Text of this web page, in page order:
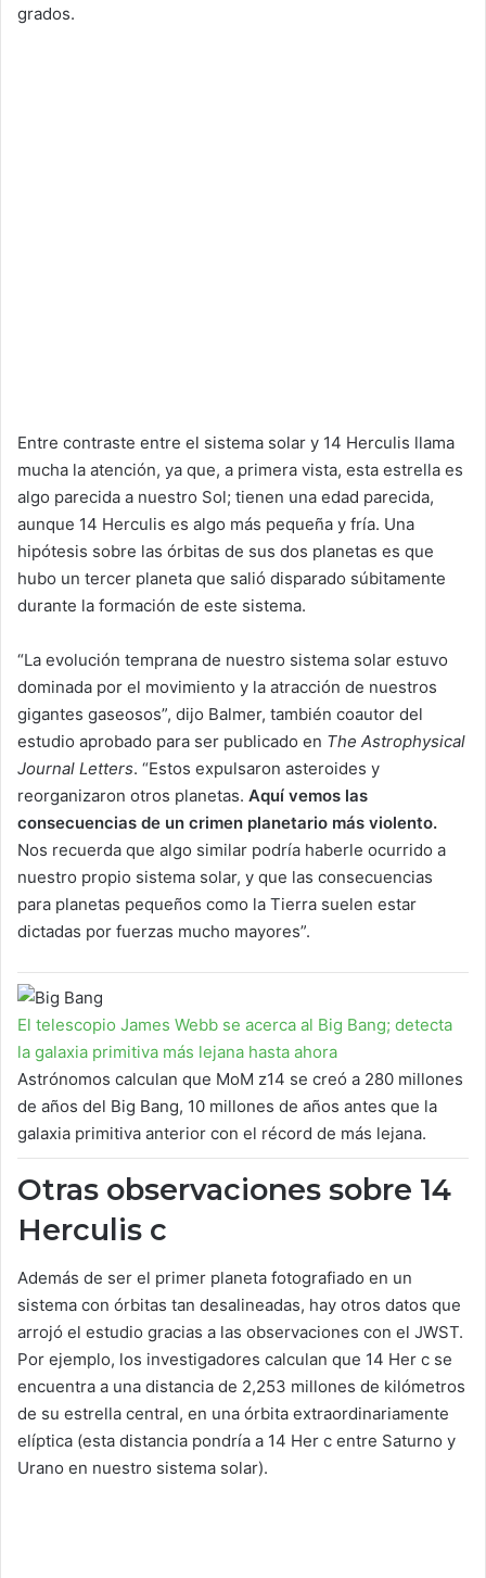
grados.
Entre contraste entre el sistema solar y 14 Herculis llama
mucha la atención, ya que, a primera vista, esta estrella es
algo parecida a nuestro Sol; tienen una edad parecida,
aunque 14 Herculis es algo más pequeña y fría. Una
hipótesis sobre las órbitas de sus dos planetas es que
hubo un tercer planeta que salió disparado súbitamente
durante la formación de este sistema.
“La evolución temprana de nuestro sistema solar estuvo
dominada por el movimiento y la atracción de nuestros
gigantes gaseosos”, dijo Balmer, también coautor del
estudio aprobado para ser publicado en The Astrophysical
Journal Letters. “Estos expulsaron asteroides y
reorganizaron otros planetas. Aquí vemos las
consecuencias de un crimen planetario más violento.
Nos recuerda que algo similar podría haberle ocurrido a
nuestro propio sistema solar, y que las consecuencias
para planetas pequeños como la Tierra suelen estar
dictadas por fuerzas mucho mayores”.
El telescopio James Webb se acerca al Big Bang; detecta
la galaxia primitiva más lejana hasta ahora
Astrónomos calculan que MoM z14 se creó a 280 millones
de años del Big Bang, 10 millones de años antes que la
galaxia primitiva anterior con el récord de más lejana.
Otras observaciones sobre 14
Herculis c
Además de ser el primer planeta fotografiado en un
sistema con órbitas tan desalineadas, hay otros datos que
arrojó el estudio gracias a las observaciones con el JWST.
Por ejemplo, los investigadores calculan que 14 Her c se
encuentra a una distancia de 2,253 millones de kilómetros
de su estrella central, en una órbita extraordinariamente
elíptica (esta distancia pondría a 14 Her c entre Saturno y
Urano en nuestro sistema solar).